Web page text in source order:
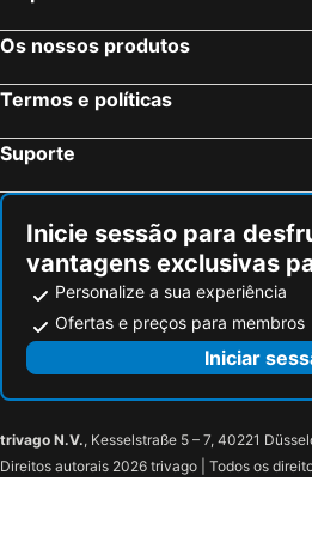
Mercure Cavaillon Hotel
Moulin de Vernègues Hôtel & Spa
Os nossos produtos
Termos e políticas
Suporte
Inicie sessão para
vantagens exclusivas
Personalize a sua experiência
Ofertas e preços para membros
Iniciar
trivago N.V., Kesselstraße 5 – 7, 40221
Direitos autorais 2026 trivago | Todos os